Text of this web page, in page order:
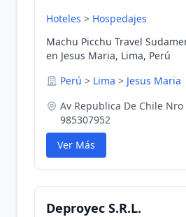
Hoteles > Hospedajes
Machu Picchu Travel
en Jesus Maria, Lima, Perú
Perú > Lima > Jesus Maria
Av Republica De Chile Nro
985307952
Ver Más
Deproyec S.R.L.